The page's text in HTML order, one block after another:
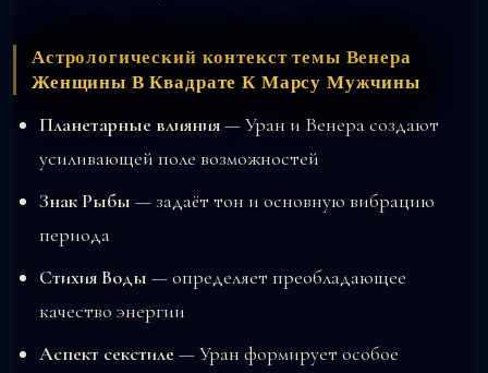
Астрологический контекст темы Венера
Женщины В Квадрате К Марсу Мужчины
Планетарные влияния— Уран и Венера создают
усиливающей поле возможностей
Знак Рыбы — задаёт тон и основную вибрацию
периода
Стихия Воды — определяет преобладающее
качество энергии
Аспект секстиле — Уран формирует особое